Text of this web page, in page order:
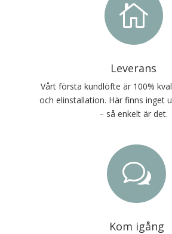

Leverans
Vårt första kundlöfte är 100%
och elinstallation. Här finns inget
– så enkelt är det.
w
Kom igång